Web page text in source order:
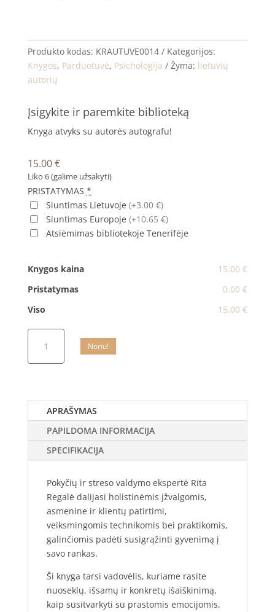
Produkto kodas: KRAUTUVE0014
Kategorijos:
Knygos, Parduotuvė, Psichologija Žyma: lietuvių
autorių
Įsigykite ir paremkite biblioteką
Knyga atvyks su autorės autografu!
15.00€
Liko 6 (galime užsakyti)
PRISTATYMAS *
Siuntimas Lietuvoje (+3.00 €)
Siuntimas Europoje (+10.65 €)
Atsiėmimas bibliotekoje Tenerifėje
Knygos kaina
15.00 €
Pristatymas
0.00 €
Viso
15.00 €
kiekis:
GYVENIMUI
Pokyčių
ir
streso
valdymo
ekspertės
užrašai.
Įsigykite
Noriu!
APRAŠYMAS
PAPILDOMA INFORMACIJA
SPECIFIKACIJA
Pokyčių ir streso valdymo ekspertė Rita
Regalė dalijasi holistinėmis įžvalgomis,
asmenine ir klientų patirtimi,
veiksmingomis technikomis bei praktikomis,
galinčiomis padėti susigrąžinti gyvenimą į
savo rankas.
Ši knyga tarsi vadovėlis, kuriame rasite
nuoseklų, išsamų ir konkretų išaiškinimą,
kaip susitvarkyti su prastomis emocijomis,